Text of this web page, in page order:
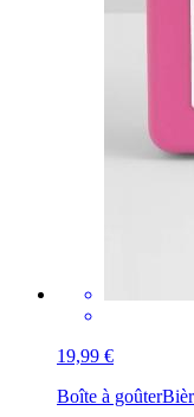
19,99 €
Boîte à goûter